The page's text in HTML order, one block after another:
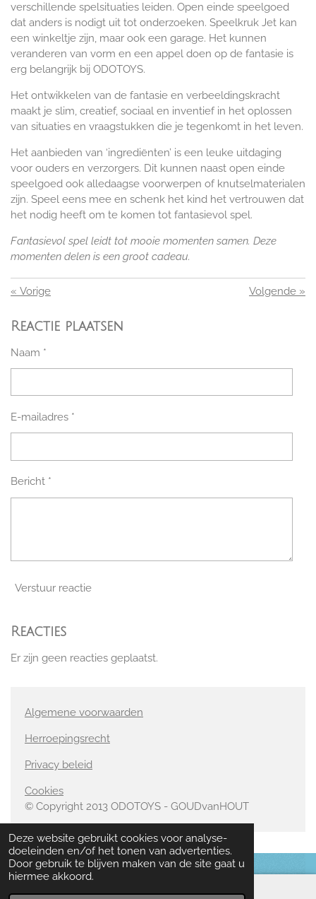
Deze website gebruikt cookies voor analyse-
doeleinden en/of het tonen van advertenties.
Door gebruik te blijven maken van de site gaat u
hiermee akkoord.
verschillende spelsituaties leiden. Open einde speelgoed
dat anders is nodigt uit tot onderzoeken. Speelkruk Jet kan
een winkeltje zijn, maar ook een garage. Het kunnen
veranderen van vorm en een appel doen op de fantasie is
erg belangrijk bij ODOTOYS.
Het ontwikkelen van de fantasie en verbeeldingskracht
maakt je slim, creatief, sociaal en inventief in het oplossen
van situaties en vraagstukken die je tegenkomt in het leven.
Het aanbieden van ‘ingrediënten’ is een leuke uitdaging
voor ouders en verzorgers. Dit kunnen naast open einde
speelgoed ook alledaagse voorwerpen of knutselmaterialen
zijn. Speel eens mee en schenk het kind het vertrouwen dat
het nodig heeft om te komen tot fantasievol spel.
Fantasievol spel leidt tot mooie momenten samen. Deze
momenten delen is een groot cadeau.
« Vorige Volgende »
Reactie plaatsen
Naam *
E-mailadres *
Bericht *
Verstuur reactie
Reacties
Er zijn geen reacties geplaatst.
Algemene voorwaarden
Herroepingsrecht
Privacy beleid
Cookies
© Copyright 2013 ODOTOYS - GOUDvanHOUT